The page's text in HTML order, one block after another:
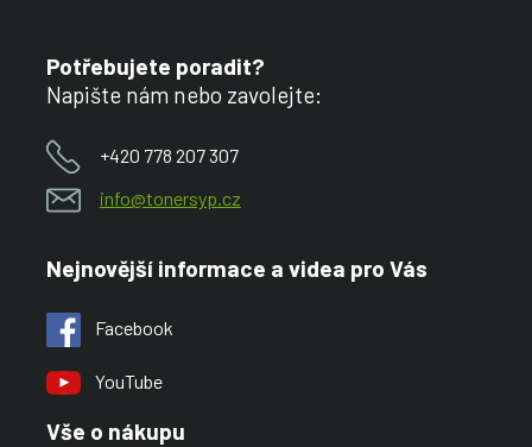
Potřebujete poradit?
Napište nám nebo zavolejte:
+420 778 207 307
info@tonersyp.cz
Nejnovější informace a videa pro Vás
Facebook
YouTube
Vše o nákupu